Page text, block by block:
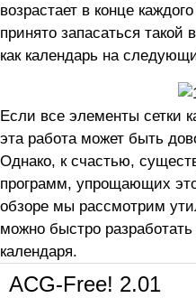
возрастает в конце
принято запасаться
как календарь на
Если все элементы сетки
эта работа может быть
Однако, к счастью,
программ, упрощающих
обзоре мы рассмотрим
можно быстро разработать
календаря.
ACG-Free! 2.01